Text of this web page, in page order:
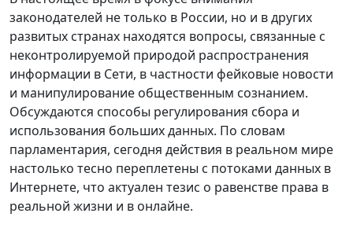
законодателей не только в России, но и в других
развитых странах находятся вопросы, связанные с
неконтролируемой природой распространения
информации в Сети, в частности фейковые новости
и манипулирование общественным сознанием.
Обсуждаются способы регулирования сбора и
использования больших данных. По словам
парламентария, сегодня действия в реальном мире
настолько тесно переплетены с потоками данных в
Интернете, что актуален тезис о равенстве права в
реальной жизни и в онлайне.